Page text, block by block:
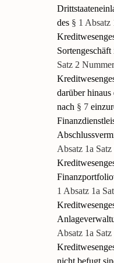
des § 1 Absatz
Satz 2
darüber
nach § 7
Absatz 1a
1 Absatz 1a
Absatz 1a
nicht befugt